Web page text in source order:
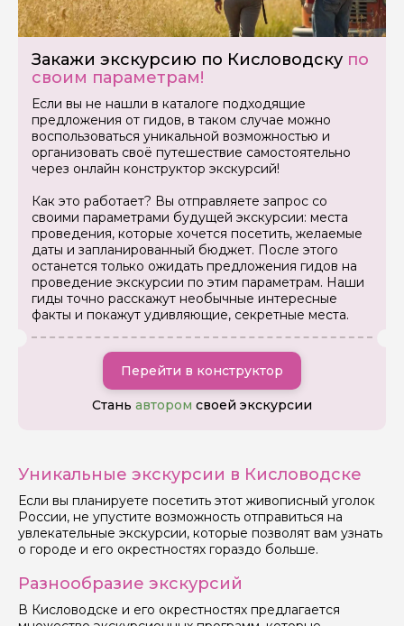
Закажи экскурсию по Кисловодску по
своим параметрам!
Если вы не нашли в каталоге подходящие
предложения от гидов, в таком случае можно
воспользоваться уникальной возможностью и
организовать своё путешествие самостоятельно
через онлайн конструктор экскурсий!
Как это работает? Вы отправляете запрос со
своими параметрами будущей экскурсии: места
проведения, которые хочется посетить, желаемые
даты и запланированный бюджет. После этого
останется только ожидать предложения гидов на
проведение экскурсии по этим параметрам. Наши
гиды точно расскажут необычные интересные
факты и покажут удивляющие, секретные места.
Перейти в конструктор
Стань автором своей экскурсии
Уникальные экскурсии в Кисловодске
Если вы планируете посетить этот живописный уголок
России, не упустите возможность отправиться на
увлекательные экскурсии, которые позволят вам узнать
о городе и его окрестностях гораздо больше.
Разнообразие экскурсий
В Кисловодске и его окрестностях предлагается